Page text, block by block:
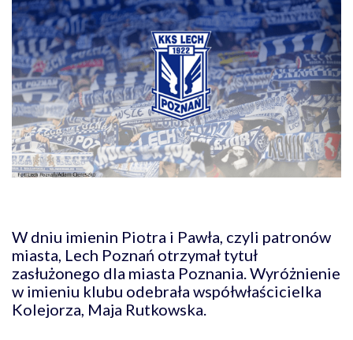
W dniu imienin Piotra i Pawła, czyli patronów
miasta, Lech Poznań otrzymał tytuł
zasłużonego dla miasta Poznania. Wyróżnienie
w imieniu klubu odebrała współwłaścicielka
Kolejorza, Maja Rutkowska.